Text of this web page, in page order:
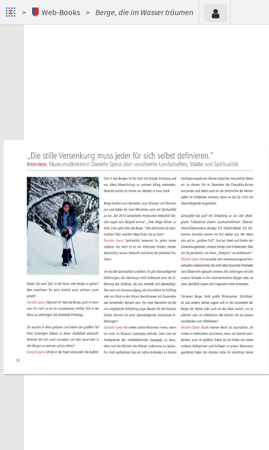
Web-Books Berge, die im Wasser träumen